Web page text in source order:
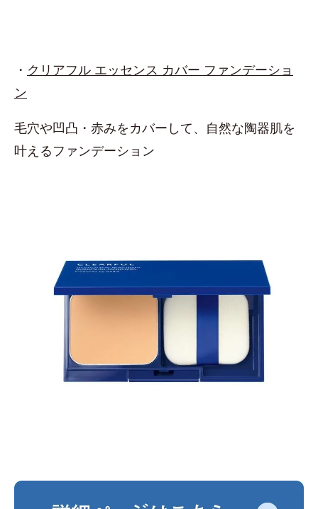
・ クリアフル エッセンス カバー ファンデーショ
ン
毛穴や凹凸・赤みをカバーして、自然な陶器肌を
叶えるファンデーション